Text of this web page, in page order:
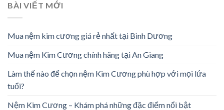
BÀI VIẾT MỚI
Mua nệm kim cương giá rẻ nhất tại Bình Dương
Mua nệm Kim Cương chính hãng tại An Giang
Làm thế nào để chọn nệm Kim Cương phù hợp với mọi lứa
tuổi?
Nệm Kim Cương – Khám phá những đặc điểm nổi bật